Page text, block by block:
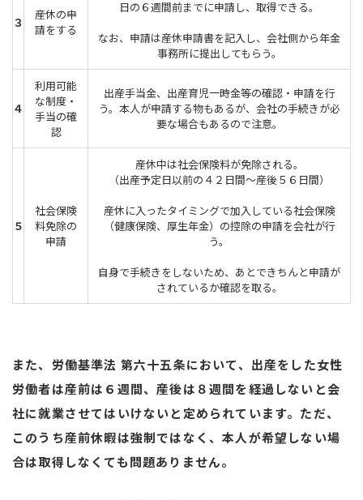
３
産休の申
請をする
日の６週間前までに申請し、取得できる。
なお、申請は産休申請書を記入し、会社側から年金
事務所に提出してもらう。
４
利用可能
な制度・
手当の確
認
出産手当金、出産育児一時金等の確認・申請を行
う。本人が申請する物もあるが、会社の手続きが必
要な場合もあるので注意。
５
社会保険
料免除の
申請
産休中は社会保険料が免除される。
（出産予定日以前の４２日間～産後５６日間）
産休に入ったタイミングで加入している社会保険
（健康保険、厚生年金）の控除の申請を会社が行
う。
自身で手続きをしないため、あとできちんと申請が
されているか確認を取る。
また、労働基準法 第六十五条において、出産をした女性
労働者は産前は６週間、産後は８週間を経過しないと会
社に就業させてはいけないと定められています。ただ、
このうち産前休暇は強制ではなく、本人が希望しない場
合は取得しなくても問題ありません。